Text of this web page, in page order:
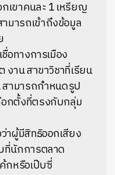
เขาคนละ 1 เหรียญ
มารถเข้าถึงข้อมูล
อทางการเมือง
งาน สาขาวิชาที่เรียน
สามารถกำหนดรูป
อกตั้งที่ตรงกับกลุ่ม
าผู้มีสิทธิออกเสียง
ที่นักการตลาด
กหรือเป๊บซี่